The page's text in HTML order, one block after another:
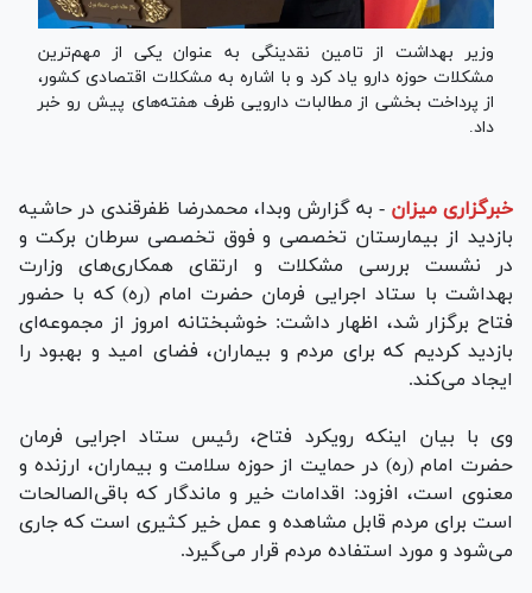
وزیر بهداشت از تامین نقدینگی به عنوان یکی از مهم‌ترین
مشکلات حوزه دارو یاد کرد و با اشاره به مشکلات اقتصادی کشور،
از پرداخت بخشی از مطالبات دارویی ظرف هفته‌های پیش رو خبر
داد.
خبرگزاری میزان - به گزارش وبدا، محمدرضا ظفرقندی در حاشیه
بازدید از بیمارستان تخصصی و فوق تخصصی سرطان برکت و
در نشست بررسی مشکلات و ارتقای همکاری‌های وزارت
بهداشت با ستاد اجرایی فرمان حضرت امام (ره) که با حضور
فتاح برگزار شد، اظهار داشت: خوشبختانه امروز از مجموعه‌ای
بازدید کردیم که برای مردم و بیماران، فضای امید و بهبود را
ایجاد می‌کند.
وی با بیان اینکه رویکرد فتاح، رئیس ستاد اجرایی فرمان
حضرت امام (ره) در حمایت از حوزه سلامت و بیماران، ارزنده و
معنوی است، افزود: اقدامات خیر و ماندگار که باقی‌الصالحات
است برای مردم قابل مشاهده و عمل خیر کثیری است که جاری
می‌شود و مورد استفاده مردم قرار می‌گیرد.